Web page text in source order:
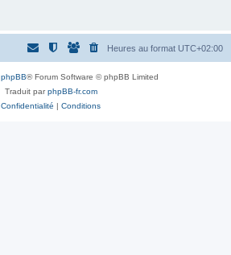
Heures au format UTC+02:00
phpBB® Forum Software © phpBB Limited
Traduit parphpBB-fr.com
Confidentialité | Conditions